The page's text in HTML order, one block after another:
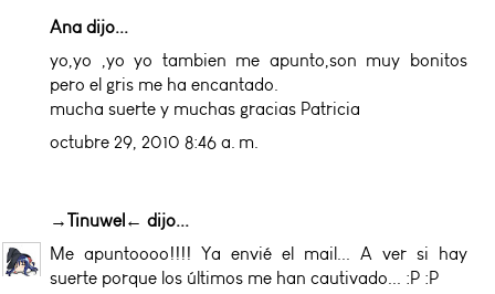
Ana dijo...
yo,yo ,yo yo tambien me apunto,son muy bonitos
pero el gris me ha encantado.
mucha suerte y muchas gracias Patricia
octubre 29, 2010 8:46 a. m.
→Tinuwel← dijo...
Me apuntoooo!!!! Ya envié el mail... A ver si hay
suerte porque los últimos me han cautivado... :P :P